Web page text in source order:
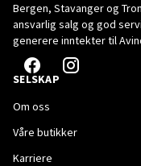
Bergen, Stavanger og
ansvarlig salg og god
generere inntekter til
SELSKAP
Om oss
Våre butikker
Karriere